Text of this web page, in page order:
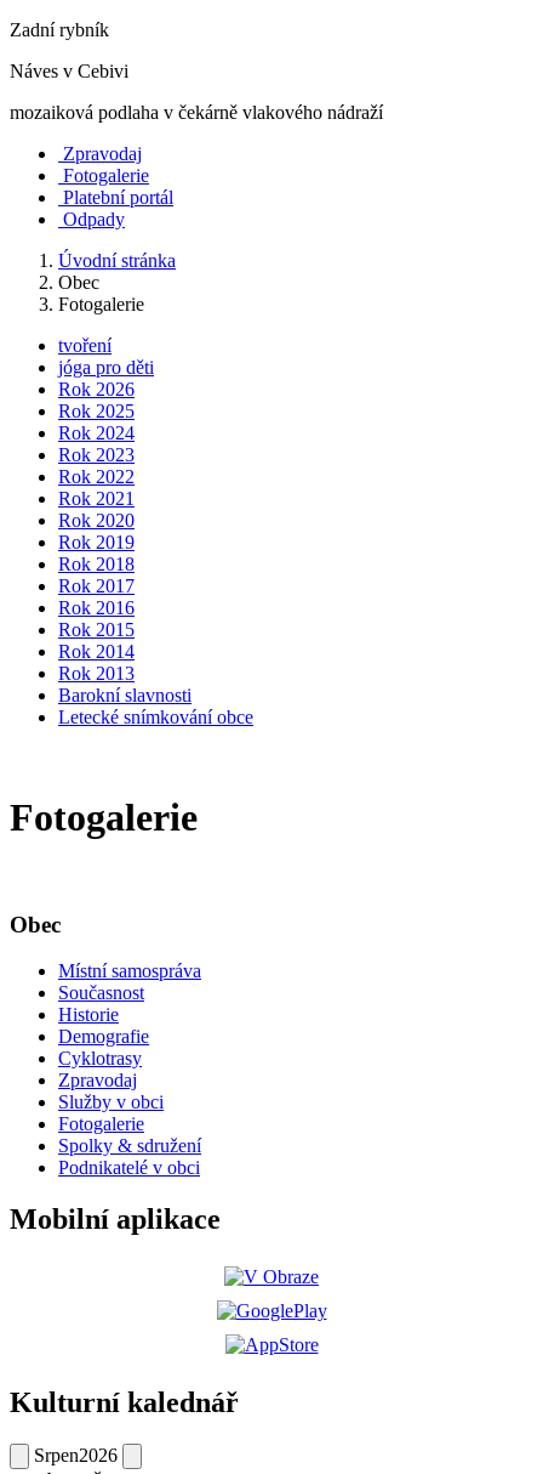
Zadní rybník
Náves v Cebivi
mozaiková podlaha v čekárně vlakového nádraží
Zpravodaj
Fotogalerie
Platební portál
Odpady
Úvodní stránka
Obec
Fotogalerie
tvoření
jóga pro děti
Rok 2026
Rok 2025
Rok 2024
Rok 2023
Rok 2022
Rok 2021
Rok 2020
Rok 2019
Rok 2018
Rok 2017
Rok 2016
Rok 2015
Rok 2014
Rok 2013
Barokní slavnosti
Letecké snímkování obce
Fotogalerie
Obec
Místní samospráva
Současnost
Historie
Demografie
Cyklotrasy
Zpravodaj
Služby v obci
Fotogalerie
Spolky & sdružení
Podnikatelé v obci
Mobilní aplikace
Kulturní kalednář
Srpen2026